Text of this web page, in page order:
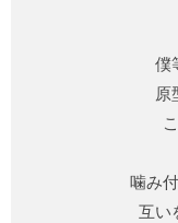
僕
原
噛み
互い